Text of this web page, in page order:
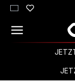
Zum Hauptinhalt